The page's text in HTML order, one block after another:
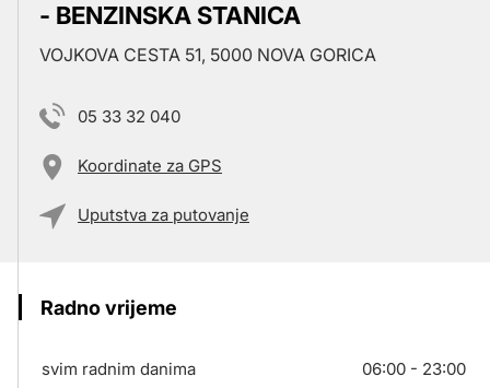
- BENZINSKA STANICA
VOJKOVA CESTA 51, 5000 NOVA GORICA
05 33 32 040
Koordinate za GPS
Uputstva za putovanje
Radno vrijeme
svim radnim danima
06:00 - 23:00